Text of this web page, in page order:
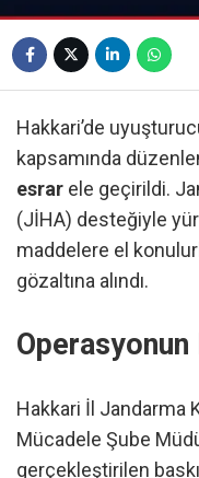
Hakkari’de
kapsamında
esrar ele geçirildi.
(JİHA) desteğiyle
maddelere el
gözaltına alındı.
Hakkari İl Jandarma
Mücadele Şube
gerçekleştirilen